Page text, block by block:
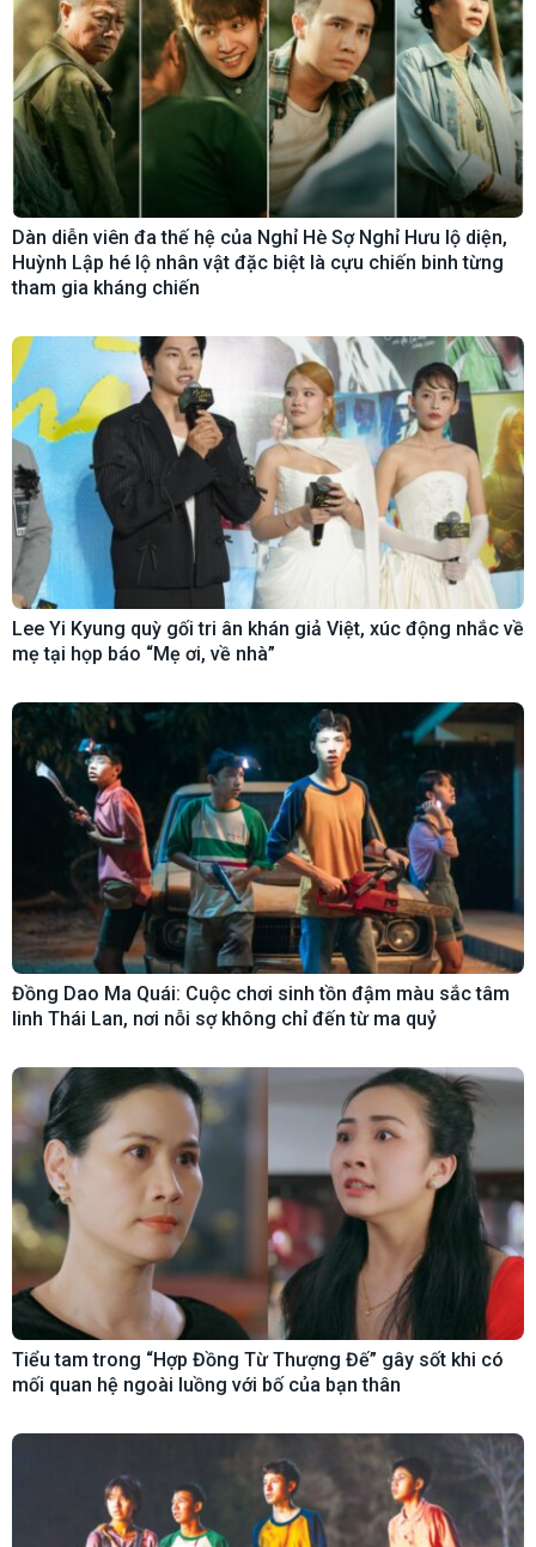
Dàn diễn viên đa thế hệ của Nghỉ Hè Sợ Nghỉ Hưu lộ diện,
Huỳnh Lập hé lộ nhân vật đặc biệt là cựu chiến binh từng
tham gia kháng chiến
Lee Yi Kyung quỳ gối tri ân khán giả Việt, xúc động nhắc về
mẹ tại họp báo “Mẹ ơi, về nhà”
Đồng Dao Ma Quái: Cuộc chơi sinh tồn đậm màu sắc tâm
linh Thái Lan, nơi nỗi sợ không chỉ đến từ ma quỷ
Tiểu tam trong “Hợp Đồng Từ Thượng Đế” gây sốt khi có
mối quan hệ ngoài luồng với bố của bạn thân